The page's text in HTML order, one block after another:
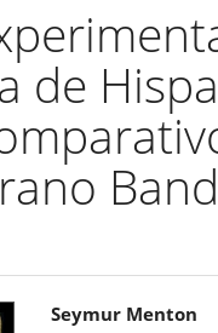
de
Contenido
Seymur Menton